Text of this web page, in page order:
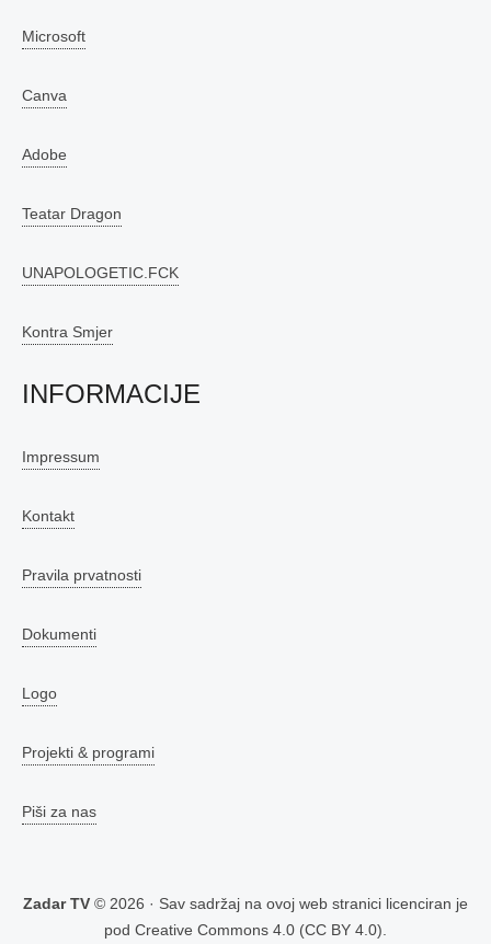
Microsoft
Canva
Adobe
Teatar Dragon
UNAPOLOGETIC.FCK
Kontra Smjer
INFORMACIJE
Impressum
Kontakt
Pravila prvatnosti
Dokumenti
Logo
Projekti & programi
Piši za nas
Zadar TV © 2026 · Sav sadržaj na ovoj web stranici licenciran je
pod Creative Commons 4.0 (CC BY 4.0)